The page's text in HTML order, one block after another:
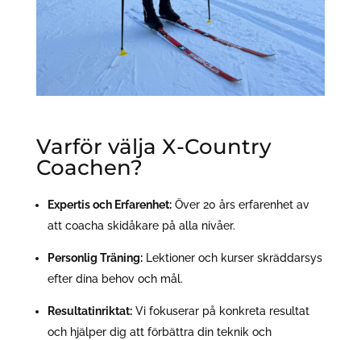
Varför välja X-Country
Coachen?
Expertis och Erfarenhet:Över 20 års erfarenhet av
att coacha skidåkare på alla nivåer.
Personlig Träning:Lektioner och kurser skräddarsys
efter dina behov och mål.
Resultatinriktat:Vi fokuserar på konkreta resultat
och hjälper dig att förbättra din teknik och